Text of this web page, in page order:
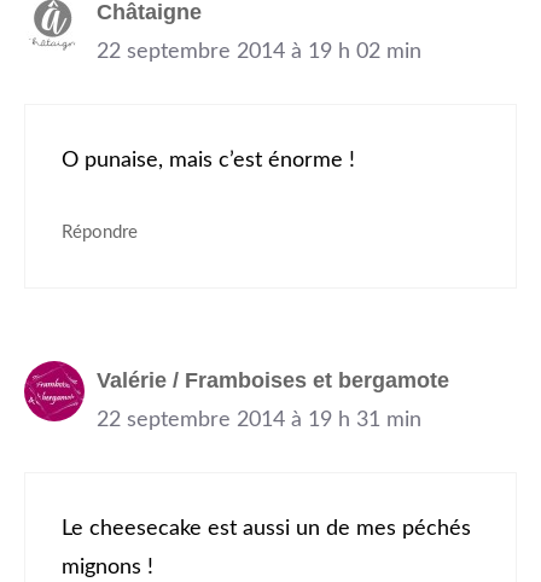
Châtaigne
22 septembre 2014 à 19 h 02 min
O punaise, mais c’est énorme !
Répondre
Valérie / Framboises et bergamote
22 septembre 2014 à 19 h 31 min
Le cheesecake est aussi un de mes péchés
mignons !